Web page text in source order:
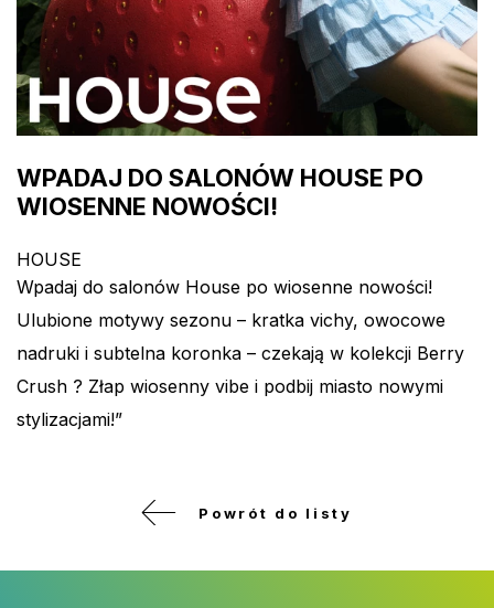
WPADAJ DO SALONÓW HOUSE PO
WIOSENNE NOWOŚCI!
HOUSE
Wpadaj do salonów House po wiosenne nowości!
Ulubione motywy sezonu – kratka vichy, owocowe
nadruki i subtelna koronka – czekają w kolekcji Berry
Crush ? Złap wiosenny vibe i podbij miasto nowymi
stylizacjami!”
Powrót do listy